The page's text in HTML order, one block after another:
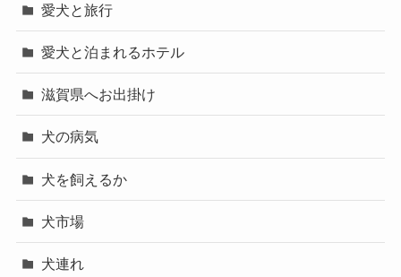
愛犬と旅行
愛犬と泊まれるホテル
滋賀県へお出掛け
犬の病気
犬を飼えるか
犬市場
犬連れ